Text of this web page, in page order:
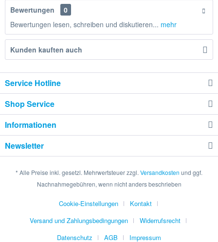
Bewertungen
0
Bewertungen lesen, schreiben und diskutieren... mehr
Kunden kauften auch
Service Hotline
Shop Service
Informationen
Newsletter
* Alle Preise inkl. gesetzl. Mehrwertsteuer zzgl. Versandkosten und ggf.
Nachnahmegebühren, wenn nicht anders beschrieben
Cookie-Einstellungen
Kontakt
Versand und Zahlungsbedingungen
Widerrufsrecht
Datenschutz
AGB Impressum